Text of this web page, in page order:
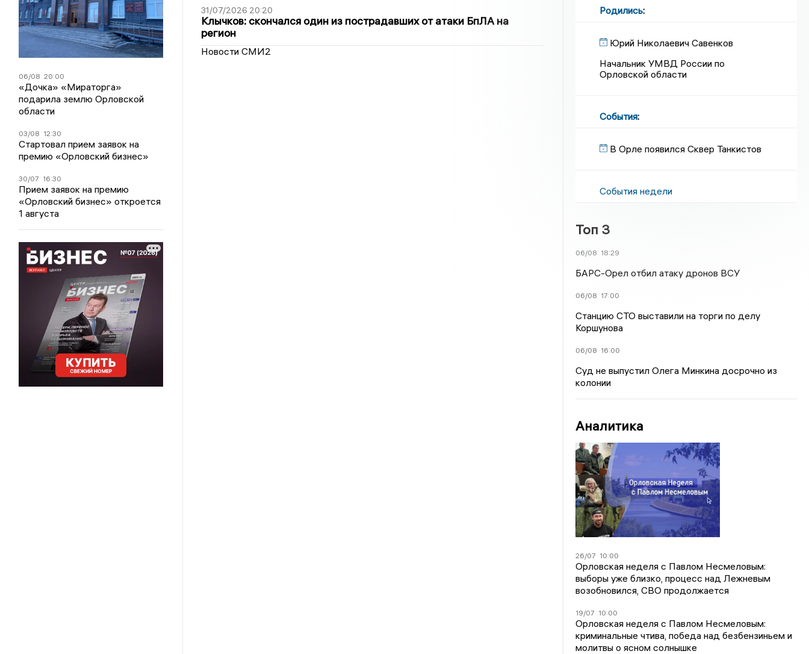
06/08 20:00
«Дочка» «Мираторга»
подарила землю Орловской
области
03/08 12:30
Стартовал прием заявок на
премию «Орловский бизнес»
30/07 16:30
Прием заявок на премию
«Орловский бизнес» откроется
1 августа
31/07/2026 20:20
Клычков: скончался один из пострадавших от атаки БпЛА на
регион
Новости СМИ2
Родились:
Юрий Николаевич Савенков
Начальник УМВД России по
Орловской области
События:
В Орле появился Сквер Танкистов
События недели
Топ 3
06/08 18:29
БАРС-Орел отбил атаку дронов ВСУ
06/08 17:00
Станцию СТО выставили на торги по делу
Коршунова
06/08 16:00
Суд не выпустил Олега Минкина досрочно из
колонии
Аналитика
26/07 10:00
Орловская неделя с Павлом Несмеловым:
выборы уже близко, процесс над Лежневым
возобновился, СВО продолжается
19/07 10:00
Орловская неделя с Павлом Несмеловым:
криминальные чтива, победа над безбензиньем и
молитвы о ясном солнышке